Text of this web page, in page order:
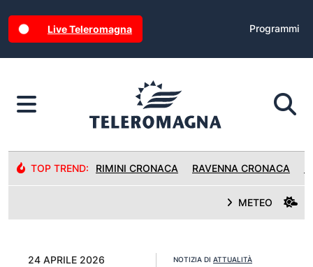
Live Teleromagna Programmi
TOP TREND: RIMINI CRONACA RAVENNA CRONACA
METEO
24 APRILE 2026
NOTIZIA DI ATTUALITÀ